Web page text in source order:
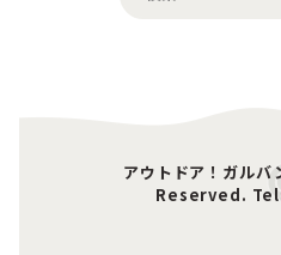
アウトドア！ガル
Reserved.